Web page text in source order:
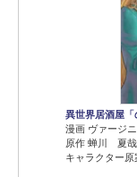
異世界居酒屋
漫画 ヴァージ
原作 蝉川 夏哉
キャラクター原